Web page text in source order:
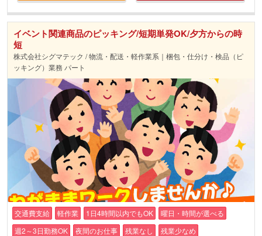
イベント関連商品のピッキング/短期単発OK/夕方からの時
短
株式会社シグマテック / 物流・配送・軽作業系｜梱包・仕分け・検品（ピ
ッキング）業務 パート
交通費支給 軽作業 1日4時間以内でもOK
曜日・時間が選べる
週2～3日勤務OK
夜間のお仕事 残業なし
残業少なめ